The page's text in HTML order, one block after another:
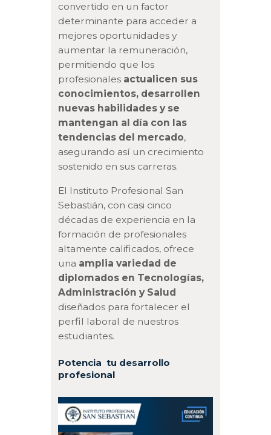
convertido en un factor
determinante para acceder a
mejores oportunidades y
aumentar la remuneración,
permitiendo que los
profesionales actualicen sus
conocimientos, desarrollen
nuevas habilidades y se
mantengan al día con las
tendencias del mercado,
asegurando así un crecimiento
sostenido en sus carreras.
El Instituto Profesional San
Sebastián, con casi cinco
décadas de experiencia en la
formación de profesionales
altamente calificados, ofrece
una amplia variedad de
diplomados en Tecnologías,
Administración y Salud
diseñados para fortalecer el
perfil laboral de nuestros
estudiantes.
Potencia tu desarrollo
profesional